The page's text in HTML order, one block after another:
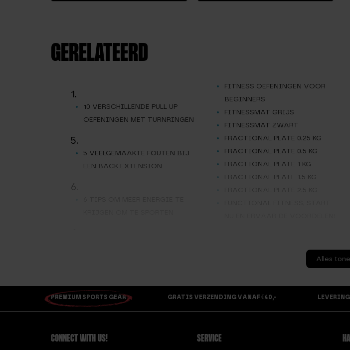
GERELATEERD
1.
10 VERSCHILLENDE PULL UP
OEFENINGEN MET TURNRINGEN
5.
5 VEELGEMAAKTE FOUTEN BIJ
EEN BACK EXTENSION
6.
VAN EEN LIFTING BELT
ALLES WAT JE MOET WETEN
OVER SUPERCOMPENSATIE
B.
BARBELL OPBERGREK 9
FITNESS OEFENINGEN VOOR
BEGINNERS
FITNESSMAT GRIJS
FITNESSMAT ZWART
FRACTIONAL PLATE 0.25 KG
FRACTIONAL PLATE 0.5 KG
FRACTIONAL PLATE 1 KG
FRACTIONAL PLATE 1.5 KG
GEWICHTHEFFEN VOOR
BEGINNERS: TIPS EN TRICKS
H.
HALTERBANK
Alles
PREMIUM SPORTS GEAR GRATIS VERZENDING VANAF €40,-
CONNECT WITH US! SERVICE